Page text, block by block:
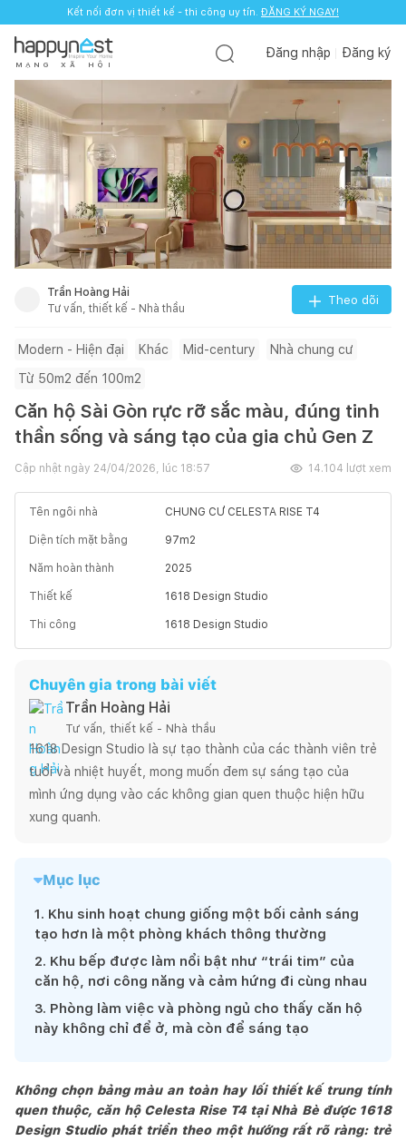
Kết nối đơn vị thiết kế - thi công uy tín. ĐĂNG KÝ NGAY!
M Ạ N G X Ã H Ộ I
Đăng nhập Đăng ký
Trần Hoàng Hải
Tư vấn, thiết kế - Nhà thầu
Theo dõi
Modern - Hiện đại Khác Mid-century
Nhà chung cư
Từ 50m2 đến 100m2
Căn hộ Sài Gòn rực rỡ sắc màu, đúng tinh
thần sống và sáng tạo của gia chủ Gen Z
Cập nhật ngày 24/04/2026, lúc 18:57 14.104 lượt xem
Tên ngôi nhà CHUNG CƯ CELESTA RISE T4
Diện tích mặt bằng 97m2
Năm hoàn thành 2025
Thiết kế 1618 Design Studio
Thi công 1618 Design Studio
Chuyên gia trong bài viết
Trần Hoàng Hải
Tư vấn, thiết kế - Nhà thầu
1618 Design Studio là sự tạo thành của các thành viên trẻ
tuổi và nhiệt huyết, mong muốn đem sự sáng tạo của
mình ứng dụng vào các không gian quen thuộc hiện hữu
xung quanh.
Mục lục
1. Khu sinh hoạt chung giống một bối cảnh sáng
tạo hơn là một phòng khách thông thường
2. Khu bếp được làm nổi bật như “trái tim” của
căn hộ, nơi công năng và cảm hứng đi cùng nhau
3. Phòng làm việc và phòng ngủ cho thấy căn hộ
này không chỉ để ở, mà còn để sáng tạo
Không chọn bảng màu an toàn hay lối thiết kế trung tính
quen thuộc, căn hộ Celesta Rise T4 tại Nhà Bè được 1618
Design Studio phát triển theo một hướng rất rõ ràng: trẻ